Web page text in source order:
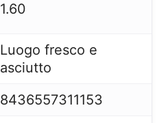
1.60
Luogo fresco e
asciutto
8436557311153